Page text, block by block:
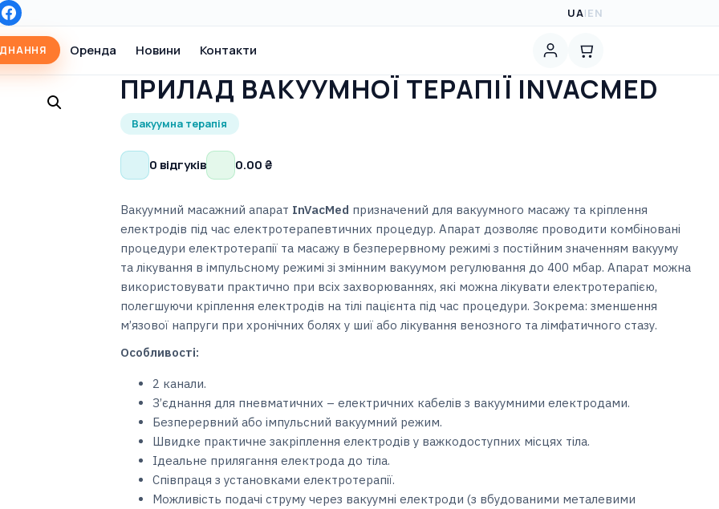
UA|EN
Оренда Новини Контакти
ПРИЛАД ВАКУУМНОЇ ТЕРАПІЇ INVACMED
Вакуумна терапія
0 відгуків 0.00₴
Вакуумний масажний апарат InVacMed призначений для вакуумного масажу та кріплення
електродів під час електротерапевтичних процедур. Апарат дозволяє проводити комбіновані
процедури електротерапії та масажу в безперервному режимі з постійним значенням вакууму
та лікування в імпульсному режимі зі змінним вакуумом регулювання до 400 мбар. Апарат можна
використовувати практично при всіх захворюваннях, які можна лікувати електротерапією,
полегшуючи кріплення електродів на тілі пацієнта під час процедури. Зокрема: зменшення
м’язової напруги при хронічних болях у шиї або лікування венозного та лімфатичного стазу.
Особливості:
2 канали.
З’єднання для пневматичних – електричних кабелів з вакуумними електродами.
Безперервний або імпульсний вакуумний режим.
Швидке практичне закріплення електродів у важкодоступних місцях тіла.
Ідеальне прилягання електрода до тіла.
Співпраця з установками електротерапії.
Можливість подачі струму через вакуумні електроди (з вбудованими металевими